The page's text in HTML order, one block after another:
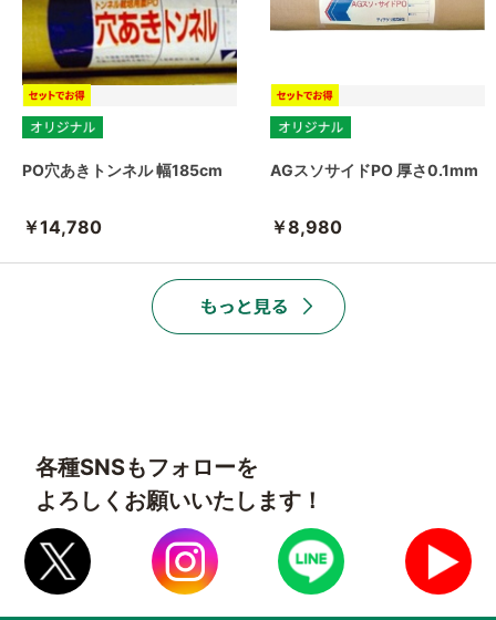
PO穴あきトンネル 幅185cm
￥14,780
AGスソサイドPO 厚さ0.1mm
￥8,980
各種SNSもフォローを
よろしくお願いいたします！